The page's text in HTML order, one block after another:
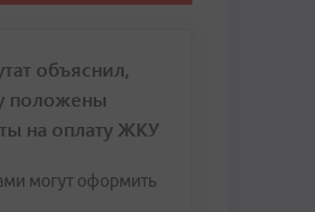
объяснил,
положены
на оплату ЖКУ
могут оформить